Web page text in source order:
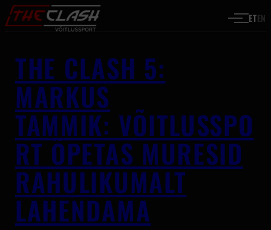
Liigu sisu juurde ETEN
THE CLASH 5:
MARKUS
TAMMIK: VÕITLUSSPO
RT ÕPETAS MURESID
RAHULIKUMALT
LAHENDAMA